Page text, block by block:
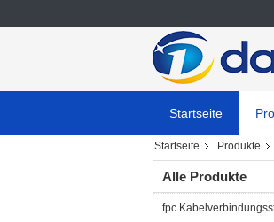
Startseite
Startseite Produkte
Alle Produkte
fpc